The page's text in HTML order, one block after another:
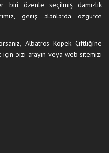
biri özenle seçilmiş damızlık
geniş alanlarda özgürce
Albatros Köpek Çiftliği’ne
bizi arayın veya web sitemizi